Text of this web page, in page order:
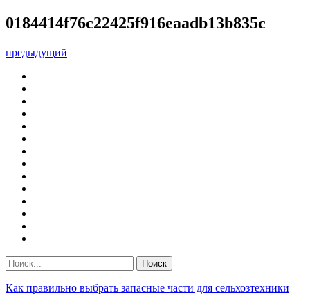
0184414f76c22425f916eaadb13b835c
предыдущий
Как правильно выбрать запасные части для сельхозтехники